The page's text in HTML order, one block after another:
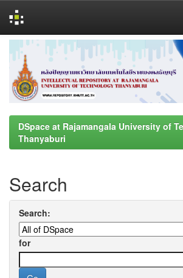
navigation
DSpace at Rajamangala University of
Thanyaburi
Search
Search:
for